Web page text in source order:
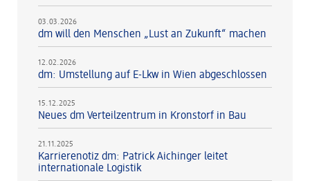
03.03.2026
dm will den Menschen „Lust an Zukunft“ machen
12.02.2026
dm: Umstellung auf E-Lkw in Wien abgeschlossen
15.12.2025
Neues dm Verteilzentrum in Kronstorf in Bau
21.11.2025
Karrierenotiz dm: Patrick Aichinger leitet
internationale Logistik